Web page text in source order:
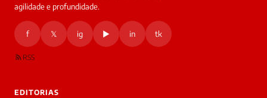
agilidade e profundidade.
f 𝕏 ig ▶ in tk
RSS
EDITORIAS